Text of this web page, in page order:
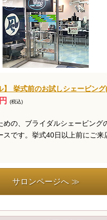
】 挙式前のお試しシェービン
(税込)
めの、ブライダルシェービング
スです。挙式40日以上前にご来
サロンページへ ≫